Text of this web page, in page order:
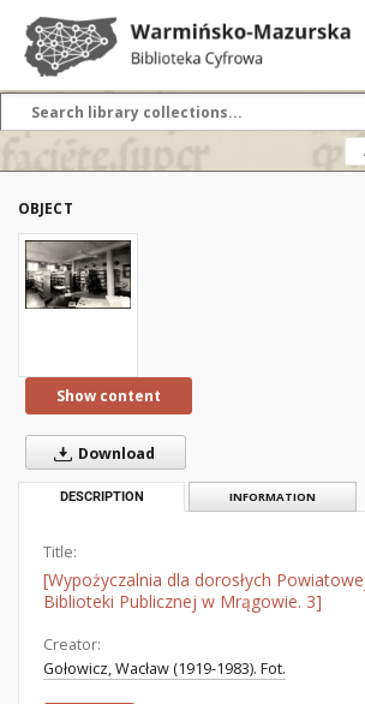
OBJECT
Show content
Download
DESCRIPTION INFORMATION
Title:
[Wypożyczalnia dla dorosłych
Biblioteki Publicznej w Mrągowie. 3]
Creator:
Gołowicz, Wacław (1919-1983). Fot.